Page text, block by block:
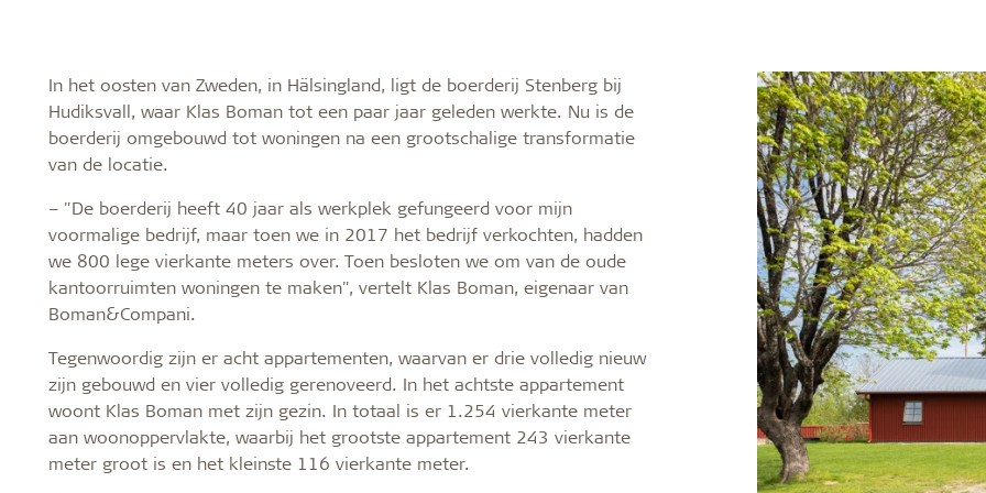
installatie
Troldtekt monteren
Troldtekt bewerken
Troldtekt reinigen, schilderen en
repareren
Verf
Toegangspaneel
Montagebeugels
Grondstoffen
Structuur en kleuren
Randafwerkingen
Veel Gestelde Vragen
Vochttolerantie
In het oosten van Zweden, in Hälsingland, ligt de boerderij Stenberg bij
Hudiksvall, waar Klas Boman tot een paar jaar geleden werkte. Nu is de
boerderij omgebouwd tot woningen na een grootschalige transformatie
van de locatie.
– "De boerderij heeft 40 jaar als werkplek gefungeerd voor mijn
voormalige bedrijf, maar toen we in 2017 het bedrijf verkochten, hadden
we 800 lege vierkante meters over. Toen besloten we om van de oude
kantoorruimten woningen te maken", vertelt Klas Boman, eigenaar van
Boman&Compani.
Tegenwoordig zijn er acht appartementen, waarvan er drie volledig nieuw
zijn gebouwd en vier volledig gerenoveerd. In het achtste appartement
woont Klas Boman met zijn gezin. In totaal is er 1.254 vierkante meter
aan woonoppervlakte, waarbij het grootste appartement 243 vierkante
meter groot is en het kleinste 116 vierkante meter.